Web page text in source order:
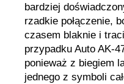
bardziej
rzadkie połączenie,
czasem blaknie i
przypadku Auto AK-
ponieważ z biegiem
jednego z symboli